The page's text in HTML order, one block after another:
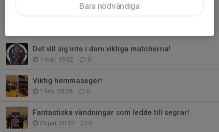
Det vill sig inte i dom viktiga matcherna!
1 mar, 19:32 0
Viktig hemmaseger!
1 feb, 20:28 0
Fantastiska vändningar som ledde till segrar!
25 jan, 20:12 0
Bara nödvändiga